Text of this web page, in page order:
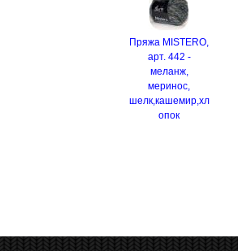
Пряжа MISTERO,
арт. 442 -
меланж,
меринос,
шелк,кашемир,хл
опок